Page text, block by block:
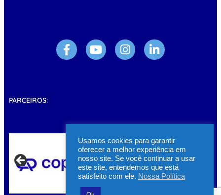
PARCEIROS:
Usamos cookies para garantir
oferecer a melhor experiência em
nosso site. Se você continuar a usar
este site, entendemos que está
satisfeito com ele. Nossa Política